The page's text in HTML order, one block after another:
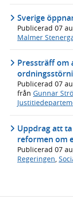
Sverige
Publicerad 07
Malmer
Pressträff om
Publicerad 07
från Gunnar
Uppdrag att
reformen om
Publicerad 07
Regeringen,